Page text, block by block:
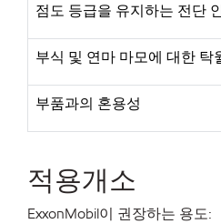
점도 등급을 유지하는 전단
부식 및 연마 마모에 대한 탁
부품과의 혼용성
적용개소
ExxonMobil이 권장하는 용도: